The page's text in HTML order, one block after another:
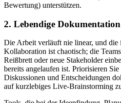
Bewertung) unterstützen.
2. Lebendige Dokumentation
Die Arbeit verläuft nie linear, und die
Kollaboration ist chaotisch; die
Reißbrett oder neue Stakeholder
bereits angelaufen ist. Priorisieren
Diskussionen und Entscheidungen
auf kurzlebiges Live-Brainstorming